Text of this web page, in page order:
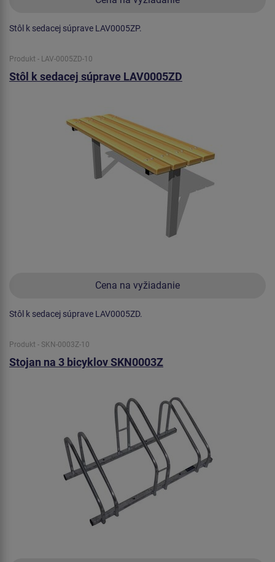
Stôl k sedacej súprave LAV0005ZP.
Produkt - LAV-0005ZD-10
Stôl k sedacej súprave LAV0005ZD
Cena na vyžiadanie
Stôl k sedacej súprave LAV0005ZD.
Produkt - SKN-0003Z-10
Stojan na 3 bicyklov SKN0003Z